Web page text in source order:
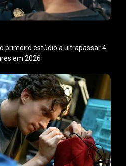
primeiro estúdio a ultrapassar 4
em 2026